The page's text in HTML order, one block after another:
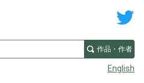
作品・作者
English